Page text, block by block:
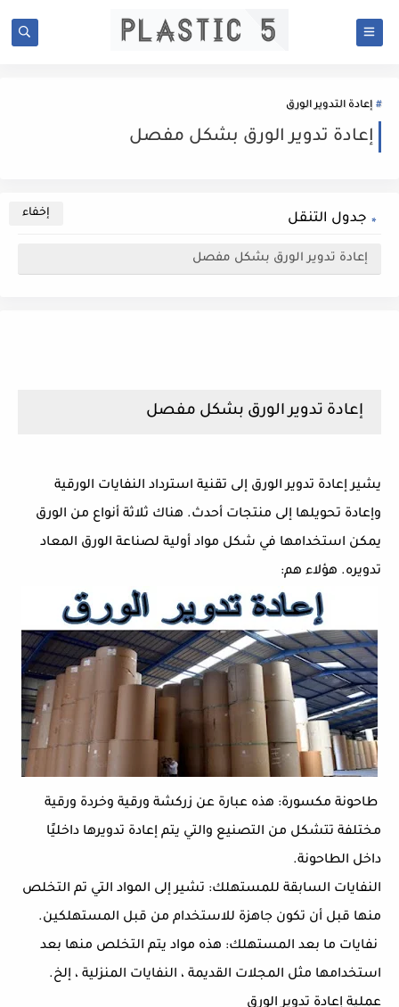
إعادة التدوير الورق
إعادة تدوير الورق بشكل مفصل
جدول التنقل
إعادة تدوير الورق بشكل مفصل
إعادة تدوير الورق بشكل مفصل
يشير إعادة تدوير الورق إلى تقنية استرداد النفايات الورقية
وإعادة تحويلها إلى منتجات أحدث. هناك ثلاثة أنواع من الورق
يمكن استخدامها في شكل مواد أولية لصناعة الورق المعاد
تدويره. هؤلاء هم:
طاحونة مكسورة: هذه عبارة عن زركشة ورقية وخردة ورقية
مختلفة تتشكل من التصنيع والتي يتم إعادة تدويرها داخليًا
داخل الطاحونة.
النفايات السابقة للمستهلك: تشير إلى المواد التي تم التخلص
منها قبل أن تكون جاهزة للاستخدام من قبل المستهلكين.
نفايات ما بعد المستهلك: هذه مواد يتم التخلص منها بعد
استخدامها مثل المجلات القديمة ، النفايات المنزلية ، إلخ.
عملية إعادة تدوير الورق